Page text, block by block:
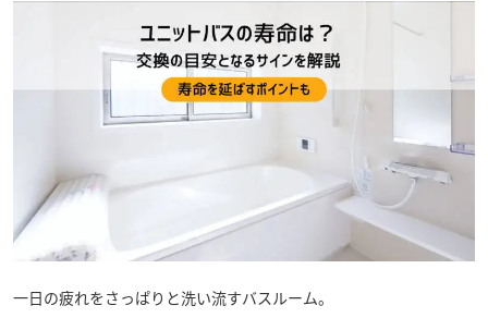
一日の疲れをさっぱりと洗い流すバスルーム。